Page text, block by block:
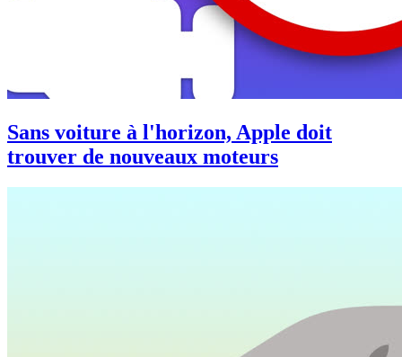
Sans voiture à l'horizon, Apple doit
trouver de nouveaux moteurs